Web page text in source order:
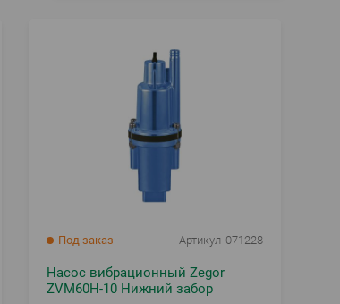
Под заказ Артикул 071228
Насос вибрационный Zegor
ZVM60H-10 Нижний забор